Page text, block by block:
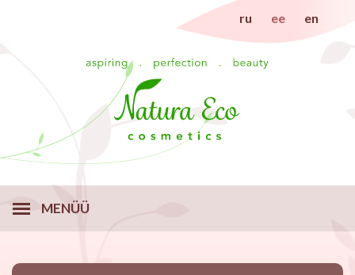
ru ee en
MENÜÜ